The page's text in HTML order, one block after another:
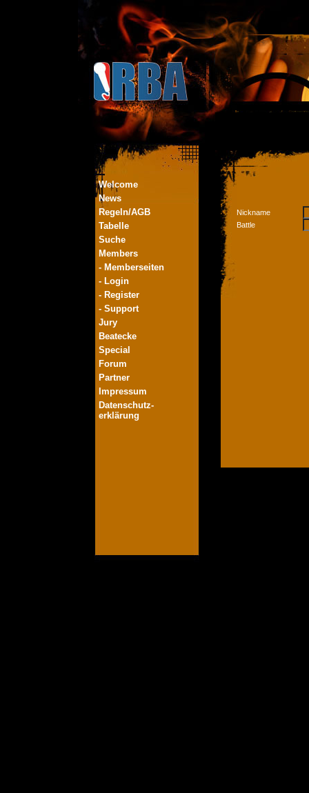
Welcome
News
Regeln/AGB
Tabelle
Suche
Members
- Memberseiten
- Login
- Register
- Support
Jury
Beatecke
Special
Forum
Partner
Impressum
Datenschutz-
erklärung
Nickname
Battle